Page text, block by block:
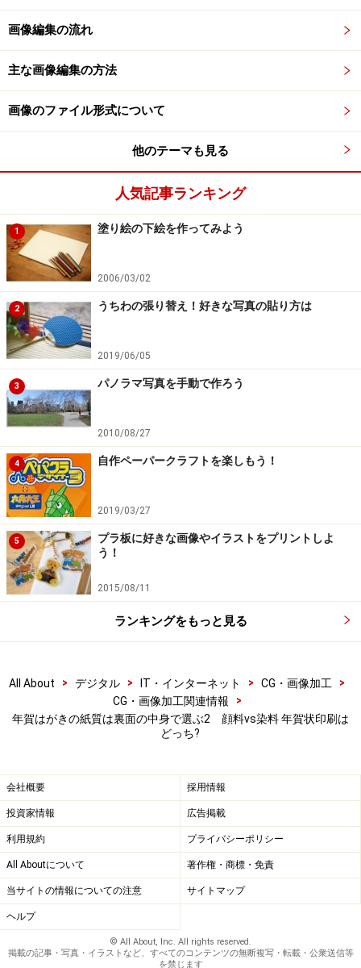
画像編集の流れ
主な画像編集の方法
画像のファイル形式について
他のテーマも見る
人気記事ランキング
1 塗り絵の下絵を作ってみよう
2006/03/02
2 うちわの張り替え！好きな写真の貼り方は
2019/06/05
3 パノラマ写真を手動で作ろう
2010/08/27
4 自作ペーパークラフトを楽しもう！
2019/03/27
5
プラ板に好きな画像やイラストをプリントしよ
う！
2015/08/11
ランキングをもっと見る
All About > デジタル > IT・インターネット > CG・画像加工
>
CG・画像加工関連情報
>
年賀はがきの紙質は裏面の中身で選ぶ2 顔料vs染料 年賀状印刷は
どっち?
会社概要 採用情報
投資家情報 広告掲載
利用規約 プライバシーポリシー
All Aboutについて 著作権・商標・免責
当サイトの情報についての注意 サイトマップ
ヘルプ
© All About, Inc. All rights reserved.
掲載の記事・写真・イラストなど、すべてのコンテンツの無断複写・転載・公衆送信等
を禁じます